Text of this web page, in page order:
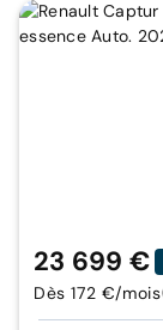
23 699 €
Dès 172 €/mois